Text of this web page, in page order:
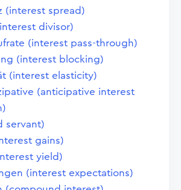
(interest spread)
divisor)
(interest pass-through)
(interest blocking)
(interest elasticity)
(anticipative interest
servant)
gains)
yield)
(interest expectations)